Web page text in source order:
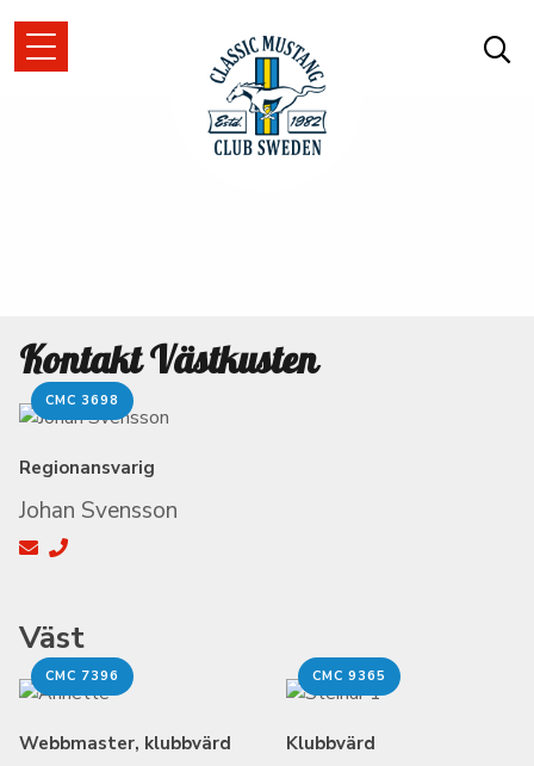
Kontakt Västkusten
CMC 3698
Regionansvarig
Johan Svensson
Väst
CMC 7396
Webbmaster, klubbvärd
CMC 9365
Klubbvärd